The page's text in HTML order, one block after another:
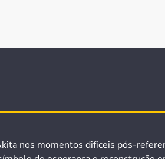
nos momentos difíceis pós-